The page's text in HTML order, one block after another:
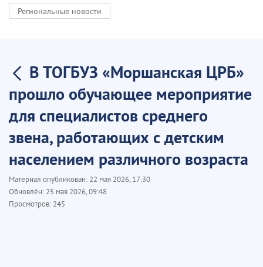
Региональные новости
В ТОГБУЗ «Моршанская ЦРБ»
прошло обучающее мероприятие
для специалистов среднего
звена, работающих с детским
населением различного возраста
Материал опубликован: 22 мая 2026, 17:30
Обновлён: 25 мая 2026, 09:48
Просмотров: 245